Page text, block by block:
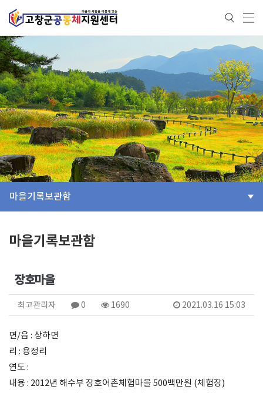
마을기록보관함
마을기록보관함
장호마을
최고관리자 0 1690 2021.03.16 15:03
면/읍 : 상하면
리 : 용정리
연도 :
내용 : 2012년 해수부 장호어촌체험마을 500백만원 (체험장)